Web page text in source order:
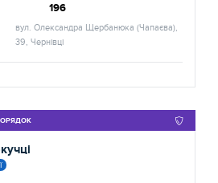
196
вул. Олександра Щербанюка (Чапаєва),
39, Чернівці